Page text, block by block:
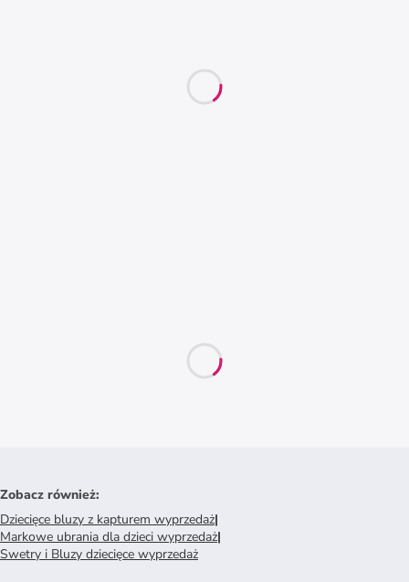
Zobacz również:
Dziecięce bluzy z kapturem wyprzedaż|
Markowe ubrania dla dzieci wyprzedaż|
Swetry i Bluzy dziecięce wyprzedaż